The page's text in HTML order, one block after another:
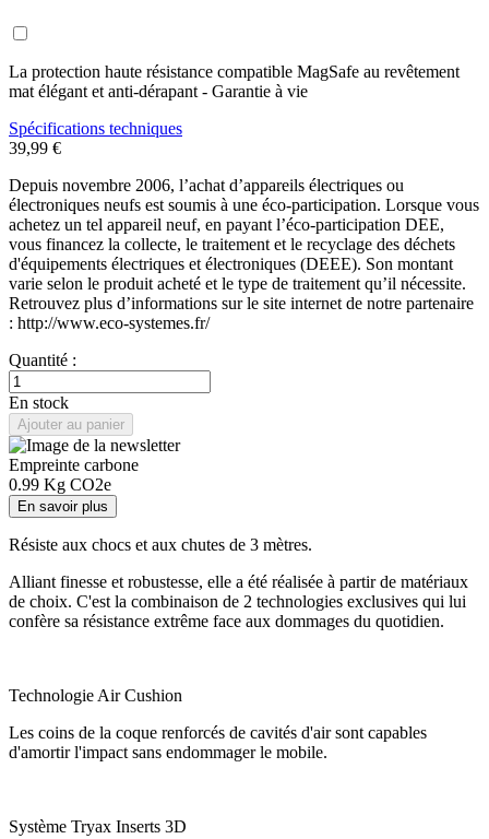
La protection haute résistance compatible MagSafe au revêtement
mat élégant et anti-dérapant - Garantie à vie
Spécifications techniques
39,99 €
Depuis novembre 2006, l’achat d’appareils électriques ou
électroniques neufs est soumis à une éco-participation. Lorsque vous
achetez un tel appareil neuf, en payant l’éco-participation DEE,
vous financez la collecte, le traitement et le recyclage des déchets
d'équipements électriques et électroniques (DEEE). Son montant
varie selon le produit acheté et le type de traitement qu’il nécessite.
Retrouvez plus d’informations sur le site internet de notre partenaire
: http://www.eco-systemes.fr/
Quantité :
En stock
Ajouter au panier
Empreinte carbone
0.99 Kg CO2e
En savoir plus
Résiste aux chocs et aux chutes de 3 mètres.
Alliant finesse et robustesse, elle a été réalisée à partir de matériaux
de choix. C'est la combinaison de 2 technologies exclusives qui lui
confère sa résistance extrême face aux dommages du quotidien.
Technologie Air Cushion
Les coins de la coque renforcés de cavités d'air sont capables
d'amortir l'impact sans endommager le mobile.
Système Tryax Inserts 3D